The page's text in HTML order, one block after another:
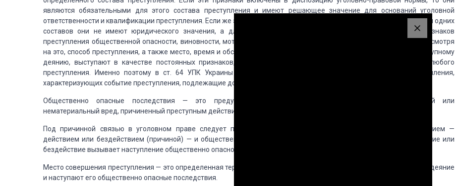
являются обязательными для этого состава преступления и имеют решающее значение для оснований уголовной
ответственности и квалификации преступления. Если же эти признаки в диспозиции нормы не предусмотрено, то для одних
составов они не имеют юридического значения, а для других имеют значение для определения таких признаков
преступления общественной опасности, виновности, мотивов совершения преступления, цели его совершения. Несмотря
на это, способ преступления, а также место, время и обстановка совершения преступления присущи любому преступному
деянию, выступают в качестве постоянных признаков, имеют место всегда, во всех случаях, в совершении любого
преступления. Именно поэтому в ст. 64 УПК Украины указано, что время, место, способ совершения преступления,
характеризующих событие преступления, подлежащие доказыванию по каждому уголовному делу.
Общественно опасные последствия — это предусмотренный уголовно-правовой нормой материальный или
нематериальный вред, причиненный преступным действием или бездействием объекта посягательства.
Под причинной связью в уголовном праве следует понимать объективно существующую связь между деянием —
действием или бездействием (причиной) — и общественно опасными последствиями (следствием), когда действие или
бездействие вызывает наступление общественно опасного последствия.
Место совершения преступления — это определенная территория или место, где происходит общественно опасное деяние
и наступают его общественно опасные последствия.